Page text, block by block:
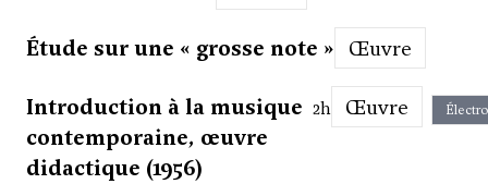
Étude sur une « grosse note » Œuvre
Introduction à la musique
contemporaine, œuvre
didactique (1956)
2h Œuvre